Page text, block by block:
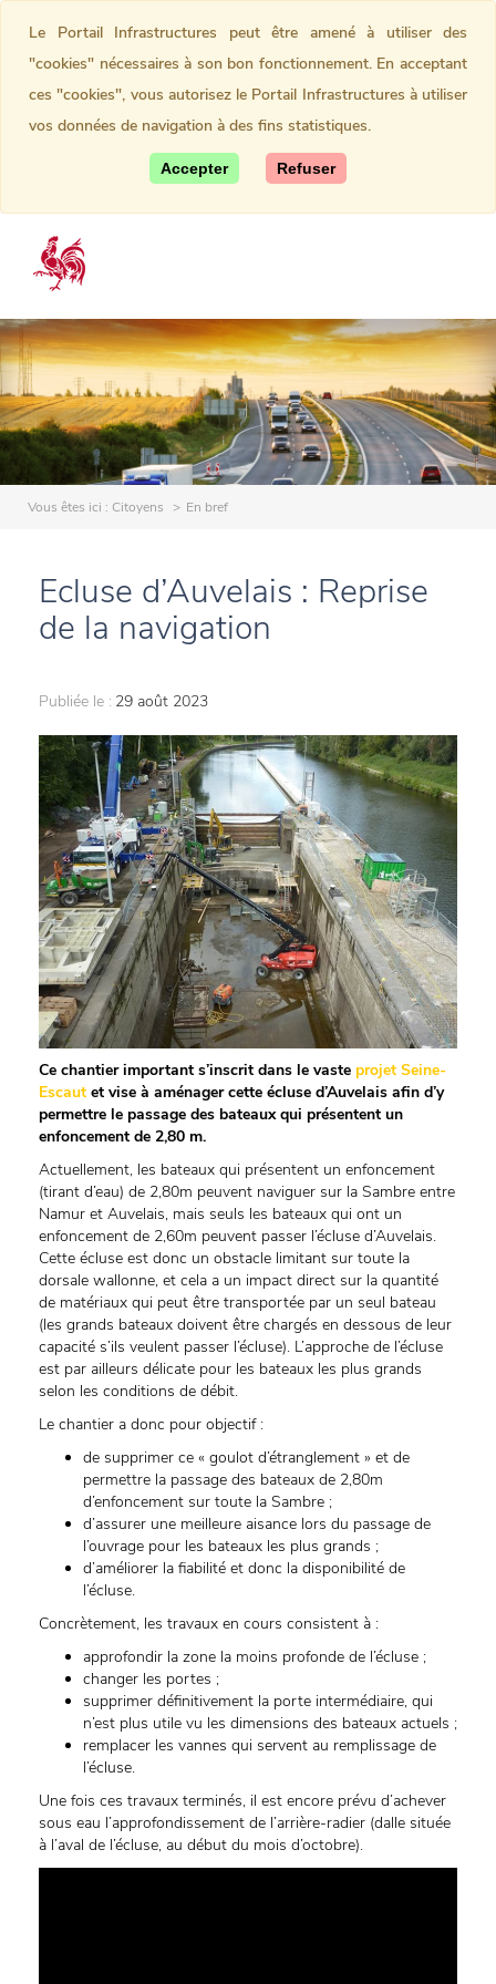
Vous êtes ici : Citoyens En bref
Ecluse d’Auvelais : Reprise
de la navigation
Publiée le : 29 août 2023
Ce chantier important s’inscrit dans le vaste projet Seine-
Escaut et vise à aménager cette écluse d’Auvelais afin d’y
permettre le passage des bateaux qui présentent un
enfoncement de 2,80 m.
Actuellement, les bateaux qui présentent un enfoncement
(tirant d’eau) de 2,80m peuvent naviguer sur la Sambre entre
Namur et Auvelais, mais seuls les bateaux qui ont un
enfoncement de 2,60m peuvent passer l’écluse d’Auvelais.
Cette écluse est donc un obstacle limitant sur toute la
dorsale wallonne, et cela a un impact direct sur la quantité
de matériaux qui peut être transportée par un seul bateau
(les grands bateaux doivent être chargés en dessous de leur
capacité s’ils veulent passer l’écluse). L’approche de l’écluse
est par ailleurs délicate pour les bateaux les plus grands
selon les conditions de débit.
Le chantier a donc pour objectif :
de supprimer ce « goulot d’étranglement » et de
permettre la passage des bateaux de 2,80m
d’enfoncement sur toute la Sambre ;
d’assurer une meilleure aisance lors du passage de
l’ouvrage pour les bateaux les plus grands ;
d’améliorer la fiabilité et donc la disponibilité de
l’écluse.
Concrètement, les travaux en cours consistent à :
approfondir la zone la moins profonde de l’écluse ;
changer les portes ;
supprimer définitivement la porte intermédiaire, qui
n’est plus utile vu les dimensions des bateaux actuels ;
remplacer les vannes qui servent au remplissage de
l’écluse.
Une fois ces travaux terminés, il est encore prévu d’achever
sous eau l’approfondissement de l’arrière-radier (dalle située
à l’aval de l’écluse, au début du mois d’octobre).
Le Portail Infrastructures peut être amené à utiliser des
"cookies" nécessaires à son bon fonctionnement. En acceptant
ces "cookies", vous autorisez le Portail Infrastructures à utiliser
vos données de navigation à des fins statistiques.
Accepter Refuser